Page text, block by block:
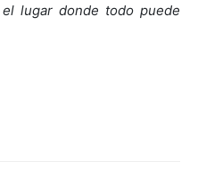
lugar donde todo puede